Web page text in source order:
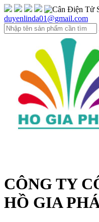
duyenlinda01@gmail.com
CÔNG TY
HỒ GIA